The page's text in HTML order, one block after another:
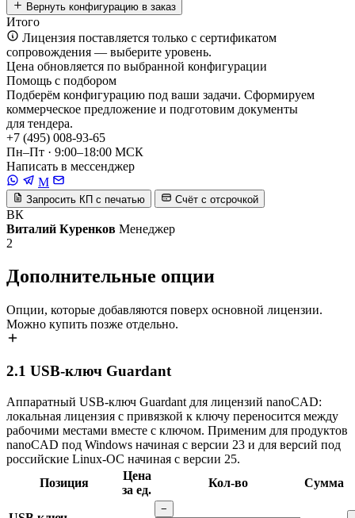
Вернуть конфигурацию в заказ
Итого
Лицензия поставляется только с сертификатом
сопровождения — выберите уровень.
Цена обновляется по выбранной конфигурации
Помощь с подбором
Подберём конфигурацию под ваши задачи. Сформируем
коммерческое предложение и подготовим документы
для тендера.
+7 (495) 008-93-65
Пн–Пт · 9:00–18:00 МСК
Написать в мессенджер
M
Запросить КП с печатью Счёт с отсрочкой
ВК
Виталий Куренков Менеджер
2
Дополнительные опции
Опции, которые добавляются поверх основной лицензии.
Можно купить позже отдельно.
2.1 USB-ключ Guardant
Аппаратный USB-ключ Guardant для лицензий nanoCAD:
локальная лицензия с привязкой к ключу переносится между
рабочими местами вместе с ключом. Применим для продуктов
nanoCAD под Windows начиная с версии 23 и для версий под
российские Linux-ОС начиная с версии 25.
Позиция
Цена
за ед.
Кол-во Сумма
−